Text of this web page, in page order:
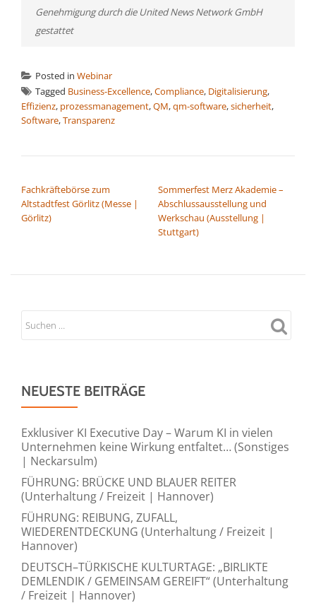
Genehmigung durch die United News Network GmbH
gestattet
Posted in Webinar
Tagged Business-Excellence,Compliance, Digitalisierung,
Effizienz, prozessmanagement,QM,qm-software,sicherheit,
Software,Transparenz
Fachkräftebörse zum
Altstadtfest Görlitz (Messe |
Görlitz)
Sommerfest Merz Akademie –
Abschlussausstellung und
Werkschau (Ausstellung |
Stuttgart)
NEUESTE BEITRÄGE
Exklusiver KI Executive Day – Warum KI in vielen
Unternehmen keine Wirkung entfaltet… (Sonstiges
| Neckarsulm)
FÜHRUNG: BRÜCKE UND BLAUER REITER
(Unterhaltung / Freizeit | Hannover)
FÜHRUNG: REIBUNG, ZUFALL,
WIEDERENTDECKUNG (Unterhaltung / Freizeit |
Hannover)
DEUTSCH–TÜRKISCHE KULTURTAGE: „BIRLIKTE
DEMLENDIK / GEMEINSAM GEREIFT“ (Unterhaltung
/ Freizeit | Hannover)